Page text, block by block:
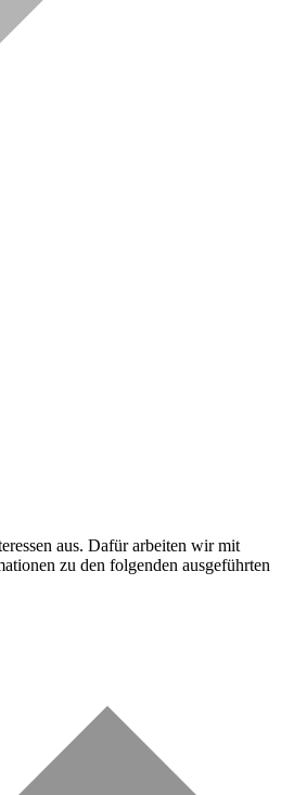
aus. Dafür arbeiten wir mit
zu den folgenden ausgeführten